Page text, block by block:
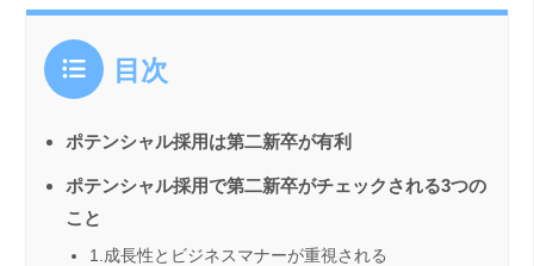
目次
ポテンシャル採用は第二新卒が有利
ポテンシャル採用で第二新卒がチェックされる3つの
こと
1.成長性とビジネスマナーが重視される